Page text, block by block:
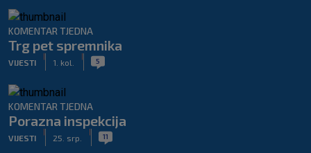
KOMENTAR TJEDNA
Trg pet spremnika
VIJESTI 1. kol. 5
KOMENTAR TJEDNA
Porazna inspekcija
VIJESTI 25. srp. 11